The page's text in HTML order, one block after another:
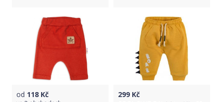
od 118 Kč 299 Kč